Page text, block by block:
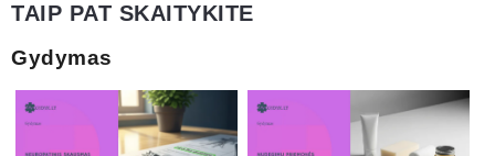
TAIP PAT SKAITYKITE
Gydymas